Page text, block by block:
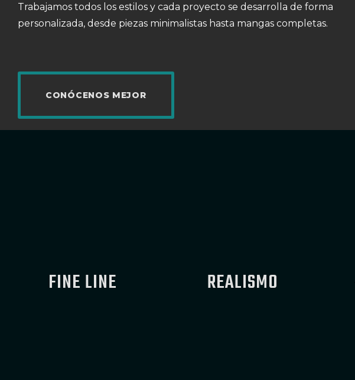
Trabajamos todos los estilos y cada proyecto se desarrolla de forma
personalizada, desde piezas minimalistas hasta mangas completas.
CONÓCENOS MEJOR
FINE LINE REALISMO